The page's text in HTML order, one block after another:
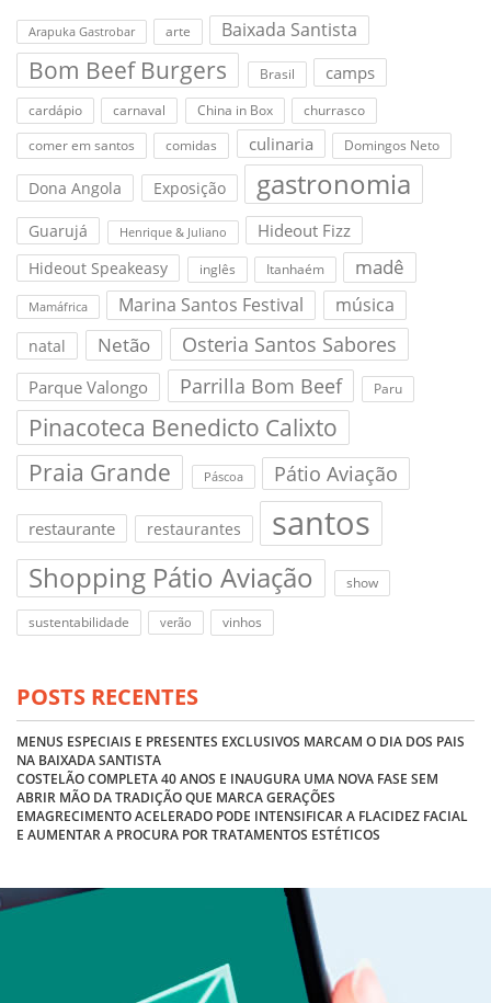
Arapuka Gastrobar arte Baixada Santista
Bom Beef Burgers Brasil camps
cardápio carnaval China in Box
churrasco
comer em santos
comidas culinaria Domingos Neto
Dona Angola Exposição gastronomia
Guarujá Henrique & Juliano Hideout Fizz
Hideout Speakeasy inglês Itanhaém madê
Mamáfrica Marina Santos Festival música
natal Netão Osteria Santos Sabores
Parque Valongo Parrilla Bom Beef Paru
Pinacoteca Benedicto Calixto
Praia Grande
Páscoa Pátio Aviação
restaurante restaurantes santos
Shopping Pátio Aviação show
sustentabilidade verão vinhos
POSTS RECENTES
MENUS ESPECIAIS E PRESENTES EXCLUSIVOS MARCAM O DIA DOS PAIS
NA BAIXADA SANTISTA
COSTELÃO COMPLETA 40 ANOS E INAUGURA UMA NOVA FASE SEM
ABRIR MÃO DA TRADIÇÃO QUE MARCA GERAÇÕES
EMAGRECIMENTO ACELERADO PODE INTENSIFICAR A FLACIDEZ FACIAL
E AUMENTAR A PROCURA POR TRATAMENTOS ESTÉTICOS